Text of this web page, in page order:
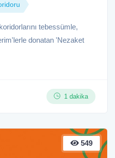
tebessümle,
donatan 'Nezaket
1 dakika
549